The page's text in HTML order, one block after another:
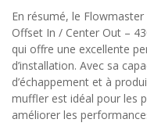
En résumé, le
Offset In / Center Out –
qui offre une excellente
d’installation. Avec sa
d’échappement et à
muffler est idéal pour les
améliorer les